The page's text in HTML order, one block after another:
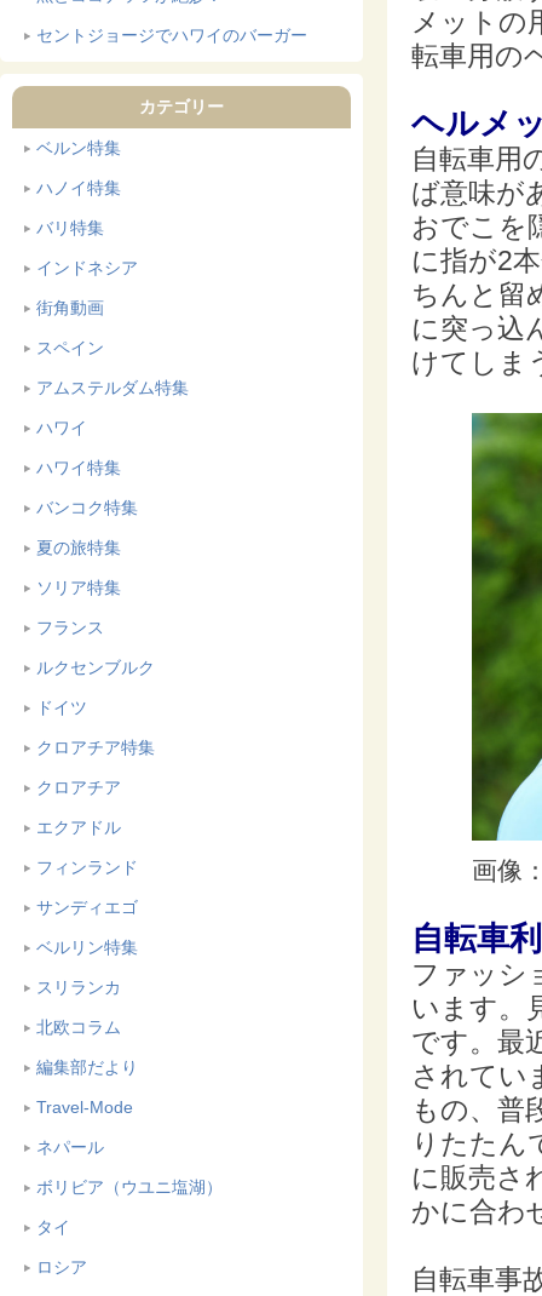
セントジョージでハワイのバーガー
カテゴリー
ベルン特集
ハノイ特集
バリ特集
インドネシア
街角動画
スペイン
アムステルダム特集
ハワイ
ハワイ特集
バンコク特集
夏の旅特集
ソリア特集
フランス
ルクセンブルク
ドイツ
クロアチア特集
クロアチア
エクアドル
フィンランド
サンディエゴ
ベルリン特集
スリランカ
北欧コラム
編集部だより
Travel-Mode
ネパール
ボリビア（ウユニ塩湖）
タイ
ロシア
メットの
転車用の
ヘルメ
自転車用
ば意味が
おでこを
に指が2
ちんと留
に突っ込
けてしま
画像
自転車
ファッシ
います。
です。最
されてい
もの、普
りたたん
に販売さ
かに合わ
自転車事